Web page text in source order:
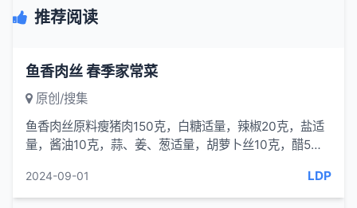
推荐阅读
鱼香肉丝 春季家常菜
原创/搜集
鱼香肉丝原料瘦猪肉150克，白糖适量，辣椒20克，盐适
量，酱油10克，蒜、姜、葱适量，胡萝卜丝10克，醋5
2024-09-01 LDP